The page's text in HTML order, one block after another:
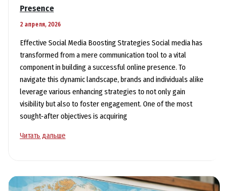
Presence
2 апреля, 2026
Effective Social Media Boosting Strategies Social media has
transformed from a mere communication tool to a vital
component in building a successful online presence. To
navigate this dynamic landscape, brands and individuals alike
leverage various enhancing strategies to not only gain
visibility but also to foster engagement. One of the most
sought-after objectives is acquiring
Instant
Media:
Читать дальше